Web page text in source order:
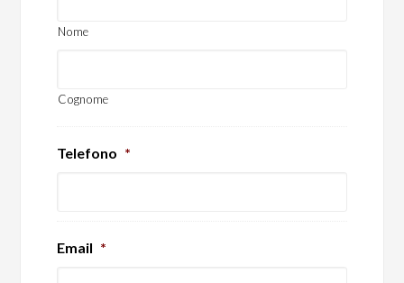
Nome
Cognome
Telefono *
Email *